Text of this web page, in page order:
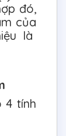
đó,
của
là
4 tính